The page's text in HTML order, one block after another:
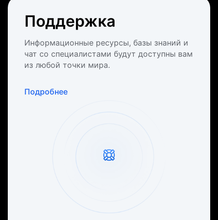
Поддержка
Информационные ресурсы, базы знаний и
чат со специалистами будут доступны вам
из любой точки мира.
Подробнее